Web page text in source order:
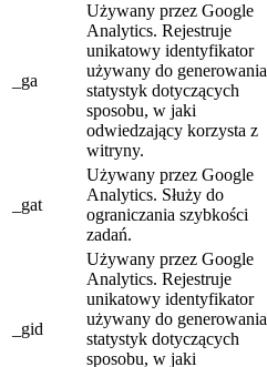
_ga
Używany przez Google
Analytics. Rejestruje
unikatowy identyfikator
używany do generowania
statystyk dotyczących
sposobu, w jaki
odwiedzający korzysta z
witryny.
_gat
Używany przez Google
Analytics. Służy do
ograniczania szybkości
zadań.
_gid
Używany przez Google
Analytics. Rejestruje
unikatowy identyfikator
używany do generowania
statystyk dotyczących
sposobu, w jaki